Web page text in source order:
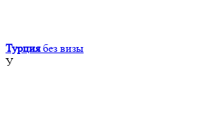
Турция без визы
У